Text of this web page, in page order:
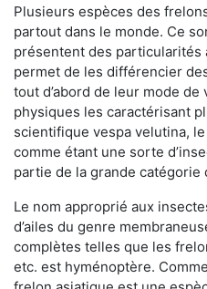
Plusieurs espèces des
partout dans le monde. Ce
présentent des particularités
permet de les différencier
tout d’abord de leur mode de
physiques les caractérisant
scientifique vespa velutina,
comme étant une sorte
partie de la grande catégorie
Le nom approprié aux
d’ailes du genre
complètes telles que les
etc. est hyménoptère.